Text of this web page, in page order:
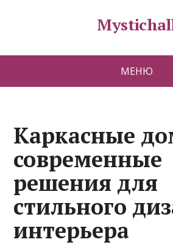
МЕНЮ
Каркасные
современные
решения для
стильного
интерьера